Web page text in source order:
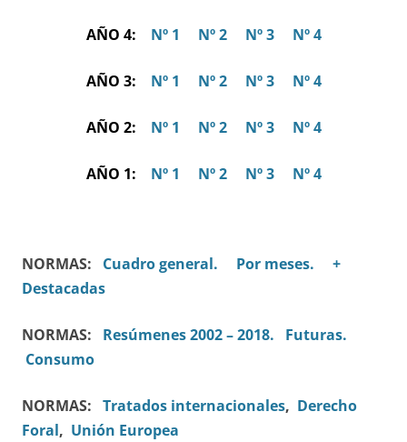
AÑO 4: Nº 1 Nº 2 Nº 3 Nº 4
AÑO 3: Nº 1 Nº 2 Nº 3 Nº 4
AÑO 2: Nº 1 Nº 2 Nº 3 Nº 4
AÑO 1: Nº 1 Nº 2 Nº 3 Nº 4
NORMAS: Cuadro general. Por meses.
+
Destacadas
NORMAS: Resúmenes 2002 – 2018.
Futuras.
Consumo
NORMAS: Tratados internacionales, Derecho
Foral, Unión Europea